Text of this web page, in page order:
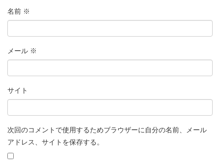
名前 ※
メール ※
サイト
次回のコメントで使用するためブラウザーに自分の名前、メール
アドレス、サイトを保存する。